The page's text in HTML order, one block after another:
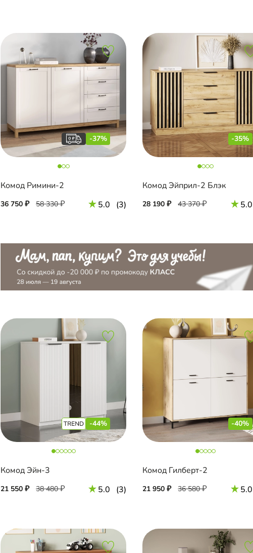
-37%
Комод Римини-2
36 750 58 330 5.0 (3)
-35%
Комод Эйприл-2 Блэк
28 190 43 370 5.0
-44%
Комод Эйн-3
21 550 38 480 5.0 (3)
-40%
Комод Гилберт-2
21 950 36 580 5.0